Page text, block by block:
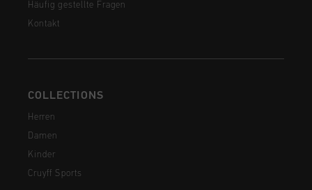
Häufig gestellte Fragen
Kontakt
COLLECTIONS
Herren
Damen
Kinder
Cruyff Sports